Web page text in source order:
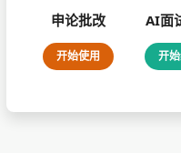
申论批改
开始使用
AI面
开